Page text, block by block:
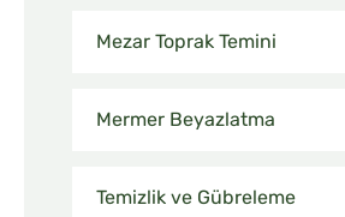
Mezar Toprak Temini
Mermer Beyazlatma
Temizlik ve Gübreleme